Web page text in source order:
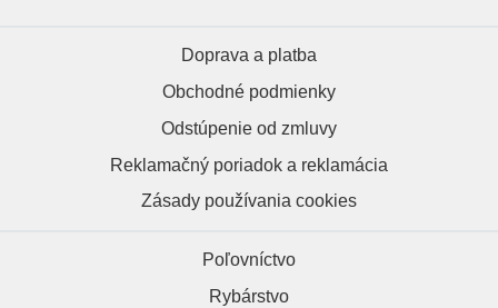
Doprava a platba
Obchodné podmienky
Odstúpenie od zmluvy
Reklamačný poriadok a reklamácia
Zásady používania cookies
Poľovníctvo
Rybárstvo